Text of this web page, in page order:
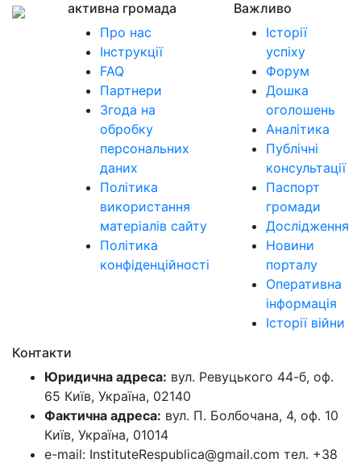
активна громада
Про нас
Інструкції
FAQ
Партнери
Згода на
обробку
персональних
даних
Політика
використання
матеріалів сайту
Політика
конфіденційності
Важливо
Історії
успіху
Форум
Дошка
оголошень
Аналітика
Публічні
консультації
Паспорт
громади
Дослідження
Новини
порталу
Оперативна
інформація
Історії війни
Контакти
Юридична адреса: вул. Ревуцького 44-б, оф.
65 Київ, Україна, 02140
Фактична адреса: вул. П. Болбочана, 4, оф. 10
Київ, Україна, 01014
e-mail: InstituteRespublica@gmail.com тел. +38